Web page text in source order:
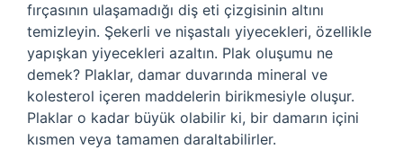
fırçasının ulaşamadığı diş eti çizgisinin altını
temizleyin. Şekerli ve nişastalı yiyecekleri, özellikle
yapışkan yiyecekleri azaltın. Plak oluşumu ne
demek? Plaklar, damar duvarında mineral ve
kolesterol içeren maddelerin birikmesiyle oluşur.
Plaklar o kadar büyük olabilir ki, bir damarın içini
kısmen veya tamamen daraltabilirler.